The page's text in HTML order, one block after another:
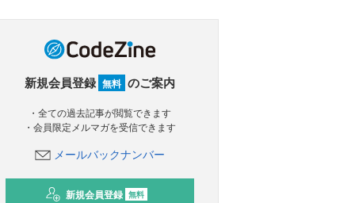
新規会員登録 無料 のご案内
・全ての過去記事が閲覧できます
・会員限定メルマガを受信できます
メールバックナンバー
新規会員登録 無料